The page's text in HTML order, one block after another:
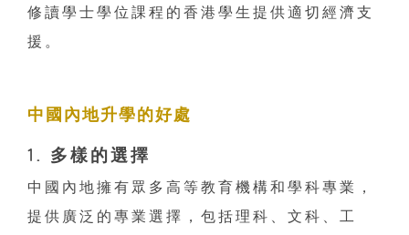
修讀學士學位課程的香港學生提供適切經濟支
援。
中國內地升學的好處
1. 多樣的選擇
中國內地擁有眾多高等教育機構和學科專業，
提供廣泛的專業選擇，包括理科、文科、工